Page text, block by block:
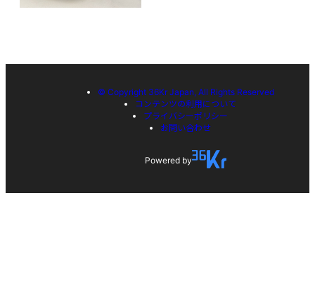
© Copyright 36Kr Japan, All Rights Reserved
コンテンツの利用について
プライバシーポリシー
お問い合わせ
Powered by